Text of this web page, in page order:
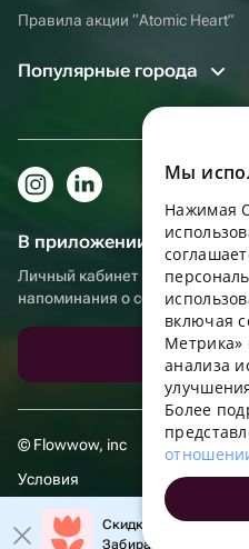
Правила акции “Atomic Heart”
Популярные города
В приложении еще
Личный кабинет получателя,
напоминания о событиях
Скачать
© Flowwow, inc
Условия
Обработка персональных
Скидка 20% на
Забирайте промокод
Мы
Нажимая
включая
Метрика»
анализа
Более